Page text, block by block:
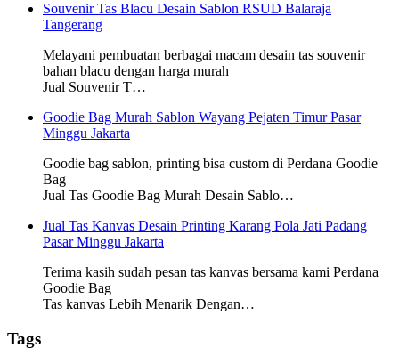
Souvenir Tas Blacu Desain Sablon RSUD Balaraja
Tangerang
Melayani pembuatan berbagai macam desain tas souvenir
bahan blacu dengan harga murah
Jual Souvenir T…
Goodie Bag Murah Sablon Wayang Pejaten Timur Pasar
Minggu Jakarta
Goodie bag sablon, printing bisa custom di Perdana Goodie
Bag
Jual Tas Goodie Bag Murah Desain Sablo…
Jual Tas Kanvas Desain Printing Karang Pola Jati Padang
Pasar Minggu Jakarta
Terima kasih sudah pesan tas kanvas bersama kami Perdana
Goodie Bag
Tas kanvas Lebih Menarik Dengan…
Tags